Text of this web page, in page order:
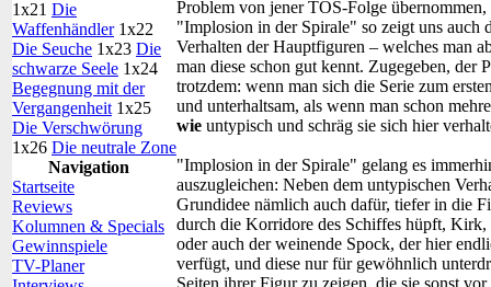
1x21 Die
Waffenhändler1x22
Die Seuche 1x23 Die
schwarze Seele 1x24
Begegnung mit der
Vergangenheit 1x25
Die Verschwörung
1x26 Die neutrale Zone
Navigation
Startseite
Reviews
Kolumnen & Specials
Gewinnspiele
TV-Planer
Problem von jener TOS-Folge
"Implosion in der Spirale" so zeigt uns auch
Verhalten der Hauptfiguren – welches man
man diese schon gut kennt. Zugegeben,
trotzdem: wenn man sich die Serie zum
und unterhaltsam, als wenn man schon
wie untypisch und schräg sie sich hier
"Implosion in der Spirale" gelang es
auszugleichen: Neben dem untypischen
Grundidee nämlich auch dafür, tiefer in die
durch die Korridore des Schiffes hüpft, Kirk,
oder auch der weinende Spock, der hier
verfügt, und diese nur für gewöhnlich
Seiten ihrer Figur zu zeigen, die sie sonst